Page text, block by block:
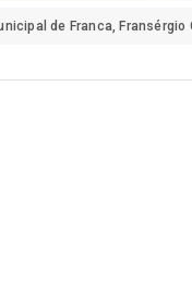
de Franca, Fransérgio